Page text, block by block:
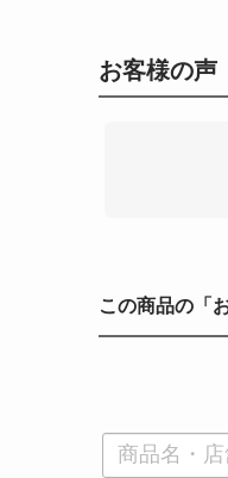
お客様の声
この商品の「